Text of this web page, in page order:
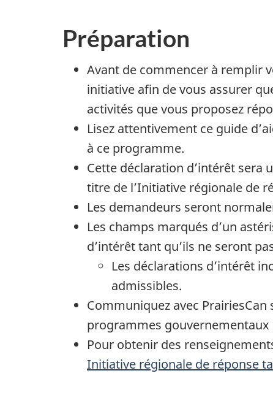
Préparation
Avant de commencer à remplir
initiative afin de vous assurer
activités que vous proposez
Lisez attentivement ce guide
à ce programme.
Cette déclaration d’intérêt sera
titre de l’Initiative régionale de
Les demandeurs seront
Les champs marqués d’un
d’intérêt tant qu’ils ne seront
Les déclarations d’intérêt
admissibles.
Communiquez avec
programmes
Pour obtenir des
Initiative régionale de réponse